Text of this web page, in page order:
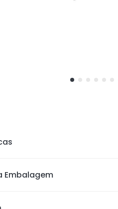
de Cerâmica
Embalagem